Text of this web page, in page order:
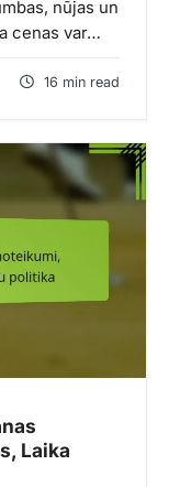
nūjas un
cenas var…
16 min read
Laika